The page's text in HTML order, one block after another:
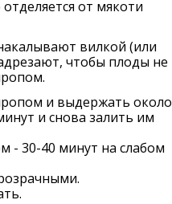
от мякоти
вилкой (или
чтобы плоды не
и выдержать около
и снова залить им
- 30-40 минут на слабом